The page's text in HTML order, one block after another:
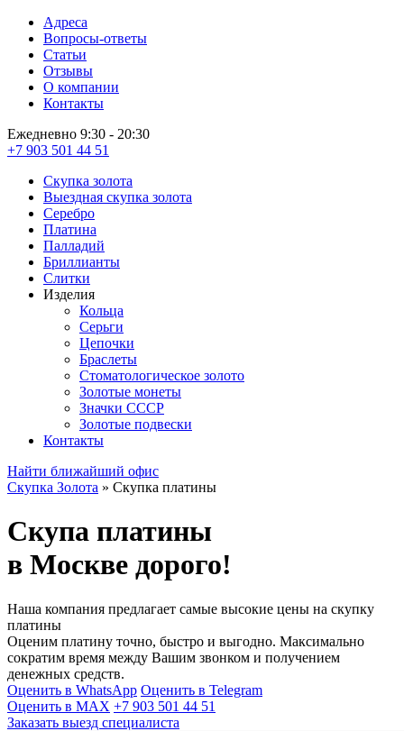
Адреса
Вопросы-ответы
Статьи
Отзывы
О компании
Контакты
Ежедневно 9:30 - 20:30
+7 903 501 44 51
Скупка золота
Выездная скупка золота
Серебро
Платина
Палладий
Бриллианты
Слитки
Изделия
Кольца
Серьги
Цепочки
Браслеты
Стоматологическое золото
Золотые монеты
Значки СССР
Золотые подвески
Контакты
Найти ближайший офис
Скупка Золота » Скупка платины
Скупа платины
в Москве дорого!
Наша компания предлагает самые высокие цены на скупку
платины
Оценим платину точно, быстро и выгодно. Максимально
сократим время между Вашим звонком и получением
денежных средств.
Оценить в WhatsApp Оценить в Telegram
Оценить в MAX +7 903 501 44 51
Заказать выезд специалиста